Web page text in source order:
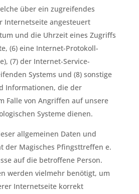
über ein zugreifendes
Internetseite angesteuert
und die Uhrzeit eines Zugriffs
(6) eine Internet-Protokoll-
(7) der Internet-Service-
Systems und (8) sonstige
Informationen, die der
Falle von Angriffen auf unsere
Systeme dienen.
allgemeinen Daten und
der Magisches Pfingsttreffen e.
auf die betroffene Person.
werden vielmehr benötigt, um
Internetseite korrekt